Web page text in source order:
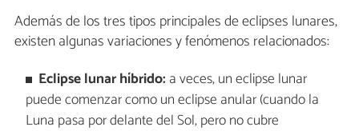
Además de los tres tipos principales de eclipses lunares,
existen algunas variaciones y fenómenos relacionados:
Eclipse lunar híbrido: a veces, un eclipse lunar
puede comenzar como un eclipse anular (cuando la
Luna pasa por delante del Sol, pero no cubre